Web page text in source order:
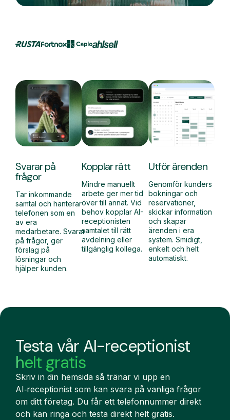
Svarar på
frågor
Tar inkommande
samtal och hanterar
telefonen som en
av era
medarbetare. Svarar
på frågor, ger
förslag på
lösningar och
hjälper kunden.
Kopplar rätt
Mindre manuellt
arbete ger mer tid
över till annat. Vid
behov kopplar AI-
receptionisten
samtalet till rätt
avdelning eller
tillgänglig kollega.
Utför ärenden
Genomför kunders
bokningar och
reservationer,
skickar information
och skapar
ärenden i era
system. Smidigt,
enkelt och helt
automatiskt.
Testa vår AI-receptionist
helt gratis
Skriv in din hemsida så tränar vi upp en
AI‑receptionist som kan svara på vanliga frågor
om ditt företag. Du får ett telefonnummer direkt
och kan ringa och testa direkt helt gratis.